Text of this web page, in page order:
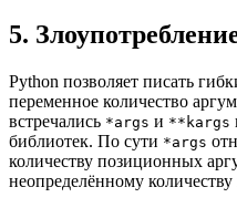
5.
Python позволяет писать
переменное количество
встречались *args и **kargs
библиотек. По сути *args
количеству позиционных
неопределённому